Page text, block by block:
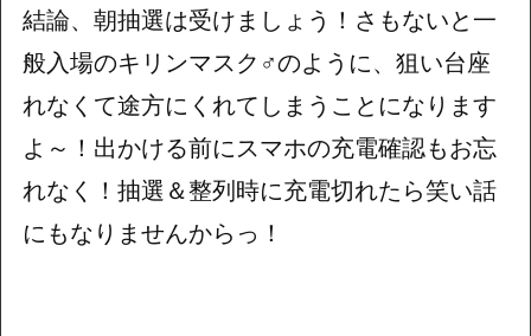
結論、朝抽選は受けましょう！さもないと一
般入場のキリンマスク♂のように、狙い台座
れなくて途方にくれてしまうことになります
よ～！出かける前にスマホの充電確認もお忘
れなく！抽選＆整列時に充電切れたら笑い話
にもなりませんからっ！